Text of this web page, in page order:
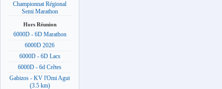
Championnat Régional
Semi Marathon
Hors Réunion
6000D - 6D Marathon
6000D 2026
6000D - 6D Lacs
6000D - 6d Crêtes
Gabizos - KV l'Omi Agut
(3.5 km)